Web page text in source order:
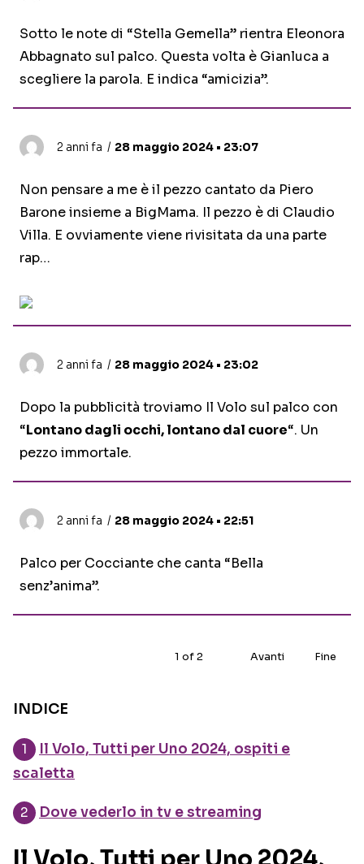
Sotto le note di “Stella Gemella” rientra Eleonora
Abbagnato sul palco. Questa volta è Gianluca a
scegliere la parola. E indica “amicizia”.
2 anni fa 28 maggio 2024 • 23:07
Non pensare a me è il pezzo cantato da Piero
Barone insieme a BigMama. Il pezzo è di Claudio
Villa. E ovviamente viene rivisitata da una parte
rap…
2 anni fa 28 maggio 2024 • 23:02
Dopo la pubblicità troviamo Il Volo sul palco con
“Lontano dagli occhi, lontano dal cuore“. Un
pezzo immortale.
2 anni fa 28 maggio 2024 • 22:51
Palco per Cocciante che canta “Bella
senz’anima”.
1 of2 Avanti Fine
INDICE
Il Volo, Tutti per Uno 2024, ospiti e
scaletta
Dove vederlo in tv e streaming